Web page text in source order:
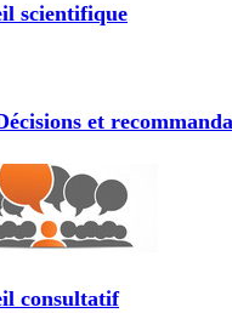
scientifique
et
consultatif